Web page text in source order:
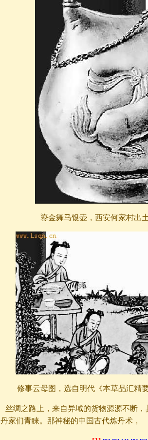
鎏金舞马银壶，西安何家村出
修事云母图，选自明代《本草品汇精
丝绸之路上，来自异域的货物源源不断
丹家们青睐。那神秘的中国古代炼丹术，